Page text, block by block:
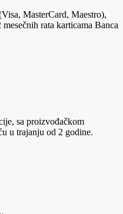
MasterCard, Maestro),
rata karticama Banca
sa proizvođačkom
u trajanju od 2 godine.